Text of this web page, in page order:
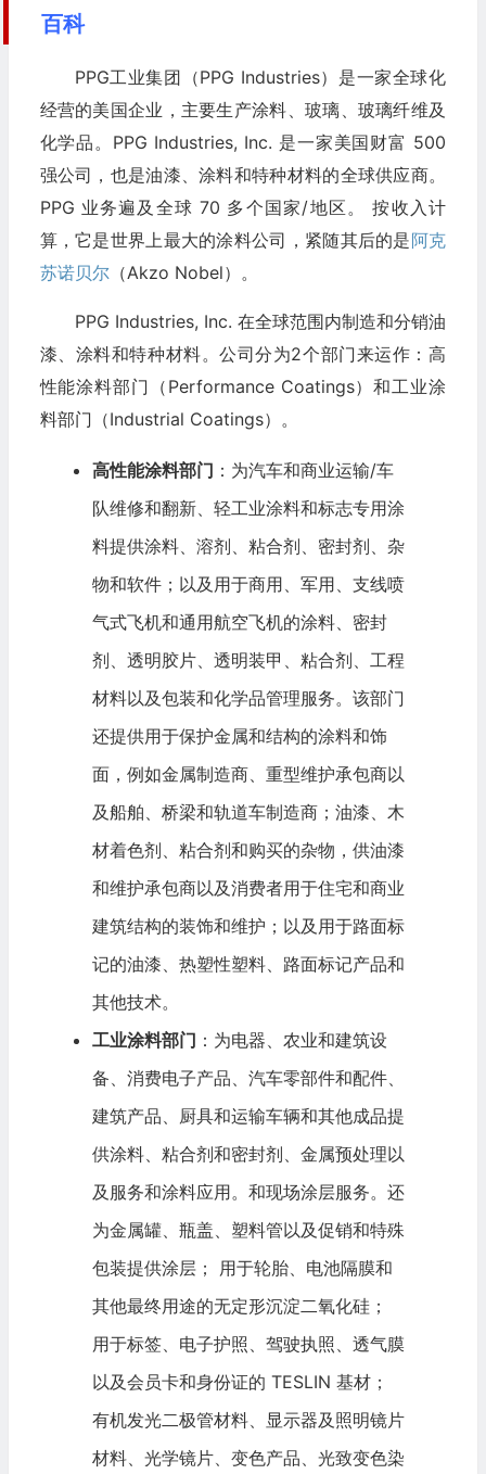
百科
PPG工业集团（PPG Industries）是一家全球化
经营的美国企业，主要生产涂料、玻璃、玻璃纤维及
化学品。PPG Industries, Inc. 是一家美国财富 500
强公司，也是油漆、涂料和特种材料的全球供应商。
PPG 业务遍及全球 70 多个国家/地区。 按收入计
算，它是世界上最大的涂料公司，紧随其后的是阿克
苏诺贝尔（Akzo Nobel）。
PPG Industries, Inc. 在全球范围内制造和分销油
漆、涂料和特种材料。公司分为2个部门来运作：高
性能涂料部门（Performance Coatings）和工业涂
料部门（Industrial Coatings）。
高性能涂料部门 ：为汽车和商业运输/车
队维修和翻新、轻工业涂料和标志专用涂
料提供涂料、溶剂、粘合剂、密封剂、杂
物和软件；以及用于商用、军用、支线喷
气式飞机和通用航空飞机的涂料、密封
剂、透明胶片、透明装甲、粘合剂、工程
材料以及包装和化学品管理服务。该部门
还提供用于保护金属和结构的涂料和饰
面，例如金属制造商、重型维护承包商以
及船舶、桥梁和轨道车制造商；油漆、木
材着色剂、粘合剂和购买的杂物，供油漆
和维护承包商以及消费者用于住宅和商业
建筑结构的装饰和维护；以及用于路面标
记的油漆、热塑性塑料、路面标记产品和
其他技术。
工业涂料部门 ：为电器、农业和建筑设
备、消费电子产品、 汽车零部件和配件、
建筑产品、厨具和运输车辆和其他成品提
供涂料、粘合剂和密封剂、金属预处理以
及服务和涂料应用。和现场涂层服务。还
为金属罐、瓶盖、塑料管以及促销和特殊
包装提供涂层； 用于轮胎、 电池隔膜和
其他最终用途的无定形沉淀二氧化硅；
用于标签、电子护照、驾驶执照、透气膜
以及会员卡和身份证的 TESLIN 基材；
有机发光二极管材料、显示器及照明镜片
材料、光学镜片、变色产品、光致变色染